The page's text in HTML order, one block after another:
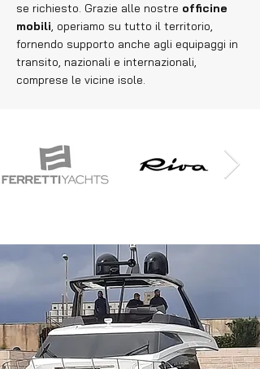
se richiesto. Grazie alle nostre officine
mobili, operiamo su tutto il territorio,
fornendo supporto anche agli equipaggi in
transito, nazionali e internazionali,
comprese le vicine isole.